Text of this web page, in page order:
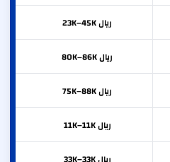
ريال 23K–45K
ريال 80K–86K
ريال 75K–88K
ريال 11K–11K